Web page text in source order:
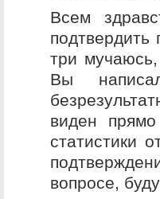
Всем
три мучаюсь,
Вы
виден
статистики
вопросе,